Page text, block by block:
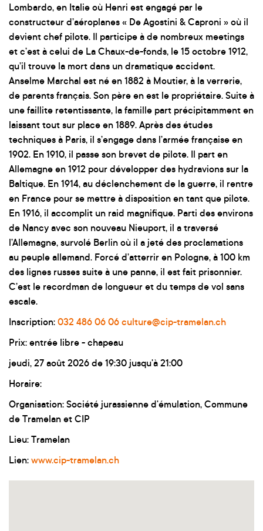
Lombardo, en Italie où Henri est engagé par le
constructeur d’aéroplanes « De Agostini & Caproni » où il
devient chef pilote. Il participe à de nombreux meetings
et c’est à celui de La Chaux-de-fonds, le 15 octobre 1912,
qu’il trouve la mort dans un dramatique accident.
Anselme Marchal est né en 1882 à Moutier, à la verrerie,
de parents français. Son père en est le propriétaire. Suite à
une faillite retentissante, la famille part précipitamment en
laissant tout sur place en 1889. Après des études
techniques à Paris, il s’engage dans l’armée française en
1902. En 1910, il passe son brevet de pilote. Il part en
Allemagne en 1912 pour développer des hydravions sur la
Baltique. En 1914, au déclenchement de la guerre, il rentre
en France pour se mettre à disposition en tant que pilote.
En 1916, il accomplit un raid magnifique. Parti des environs
de Nancy avec son nouveau Nieuport, il a traversé
l’Allemagne, survolé Berlin où il a jeté des proclamations
au peuple allemand. Forcé d’atterrir en Pologne, à 100 km
des lignes russes suite à une panne, il est fait prisonnier.
C’est le recordman de longueur et du temps de vol sans
escale.
Inscription: 032 486 06 06 culture@cip-tramelan.ch
Prix: entrée libre - chapeau
jeudi, 27 août 2026 de 19:30 jusqu'à 21:00
Horaire:
Organisation: Société jurassienne d'émulation, Commune
de Tramelan et CIP
Lieu: Tramelan
Lien: www.cip-tramelan.ch